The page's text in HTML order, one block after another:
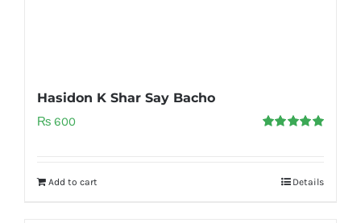
Hasidon K Shar Say Bacho
₨ 600
Add to cart Details